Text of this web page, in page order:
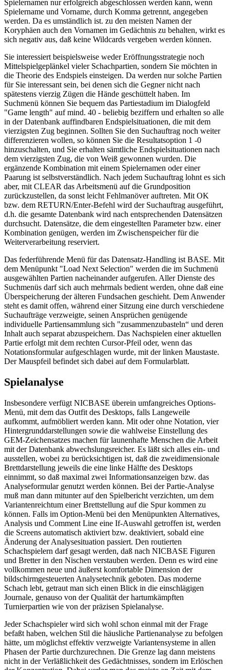
Spielernamen nur erfolgreich abgeschlossen werden kann, wenn
Spielername und Vorname, durch Komma getrennt, angegeben
werden. Da es umständlich ist. zu den meisten Namen der
Koryphäen auch den Vornamen im Gedächtnis zu behalten, wirkt es
sich negativ aus, daß keine Wildcards vergeben werden können.
Sie interessiert beispielsweise weder Eröffnungsstrategie noch
Mittelspielgeplänkel vieler Schachpartien, sondern Sie möchten in
die Theorie des Endspiels einsteigen. Da werden nur solche Partien
für Sie interessant sein, bei denen sich die Gegner nicht nach
spätestens vierzig Zügen die Hände geschüttelt haben. Im
Suchmenü können Sie bequem das Partiestadium im Dialogfeld
"Game length" auf mind. 40 - beliebig beziffern und erhalten so alle
in der Datenbank auffindbaren Endspielsituationen, die mit dem
vierzigsten Zug beginnen. Sollten Sie den Suchauftrag noch weiter
differenzieren wollen, so können Sie die Resultatsoption 1 -0
hinzuschalten, und Sie erhalten sämtliche Endspielsituationen nach
dem vierzigsten Zug, die von Weiß gewonnen wurden. Die
ergänzende Kombination mit einem Spielernamen oder einer
Paarung ist selbstverständlich. Nach jedem Suchauftrag lohnt es sich
aber, mit CLEAR das Arbeitsmenü auf die Grundposition
zurückzustellen, da sonst leicht Fehlmanöver auftreten. Mit OK
bzw. dem RETURN/Enter-Befehl wird der Suchauftrag ausgeführt,
d.h. die gesamte Datenbank wird nach entsprechenden Datensätzen
durchsucht. Datensätze, die dem eingestellten Parameter bzw. einer
Kombination genügen, werden im Zwischenspeicher für die
Weiterverarbeitung reserviert.
Das federführende Menü für das Datensatz-Handling ist BASE. Mit
dem Menüpunkt "Load Next Selection" werden die im Suchmenü
ausgewählten Partien nacheinander aufgerufen. Aller Dienste des
Suchmenüs darf sich auch mehrmals bedient werden, ohne daß eine
Überspeicherung der älteren Fundsachen geschieht. Dem Anwender
steht es damit offen, während einer Sitzung eine durch verschiedene
Suchaufträge verzweigte, seinen Ansprüchen genügende
individuelle Partiensammlung sich "zusammenzubasteln“ und deren
Inhalt auch separat abzuspeichern. Das Nachspielen einer aktuellen
Partie erfolgt mit dem rechten Cursor-Pfeil oder, wenn das
Notationsformular aufgeschlagen wurde, mit der linken Maustaste.
Der Mauspfeil befindet sich dabei auf dem Formularblatt.
Spielanalyse
Insbesondere verfügt NICBASE überein umfangreiches Options-
Menü, mit dem das Outfit des Desktops, falls Langeweile
aufkommt, aufmöbliert werden kann. Mit oder ohne Notation, vier
Hintergrunddarstellungen sowie die wahlweise Einstellung des
GEM-Zeichensatzes machen für launenhafte Menschen die Arbeit
mit der Datenbank abwechslungsreicher. Es läßt sich alles ein- und
ausstellen, wobei zu berücksichtigen ist, daß die zweidimensionale
Brettdarstellung jeweils die eine linke Hälfte des Desktops
einnimmt, so daß maximal zwei Informationsanzeigen bzw. das
Analyseformular genutzt werden können. Bei der Partie-Analyse
muß man dann mitunter auf den Spielbericht verzichten, um dem
Variantenreichtum einer Brettstellung auf die Spur kommen zu
können. Falls im Option-Menü bei den Menüpunkten Alternatives,
Analysis und Comment Line eine If-Auswahl getroffen ist, werden
die Screens automatisch aktiviert bzw. deaktiviert, sobald eine
Änderung der Analysesituation passiert. Den routierten
Schachspielern darf gesagt werden, daß nach NICBASE Figuren
und Bretter in den Nischen verstauben werden. Denn es wird eine
vollkommen neue und äußerst komfortable Dimension der
bildschirmgesteuerten Analysetechnik geboten. Das moderne
Schach lebt, getraut man sich einen Blick in die einschlägigen
Journale, genauso von der Qualität der hartumkämpften
Turnierpartien wie von der präzisen Spielanalyse.
Jeder Schachspieler wird sich wohl schon einmal mit der Frage
befaßt haben, welchen Stil die häusliche Partienanalyse zu befolgen
hätte, um möglichst effektiv verzweigte Variantensysteme in allen
Phasen der Partie durchzurechnen. Die Grenze lag dann meistens
nicht in der Verläßlichkeit des Gedächtnisses, sondern im Erlöschen